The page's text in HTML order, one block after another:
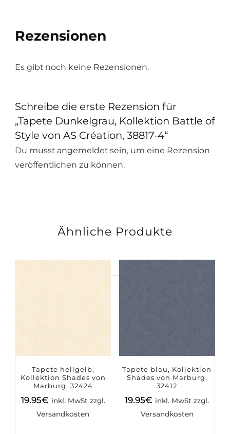
Rezensionen
Es gibt noch keine Rezensionen.
Schreibe die erste Rezension für
„Tapete Dunkelgrau, Kollektion Battle of
Style von AS Création, 38817-4“
Du musst angemeldet sein, um eine Rezension
veröffentlichen zu können.
Ähnliche Produkte
Tapete hellgelb,
Kollektion Shades von
Marburg, 32424
19.95€ inkl. MwSt zzgl.
Versandkosten
Tapete blau, Kollektion
Shades von Marburg,
32412
19.95€ inkl. MwSt zzgl.
Versandkosten